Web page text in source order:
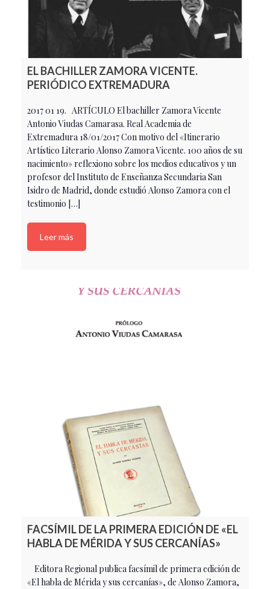
EL BACHILLER ZAMORA VICENTE.
PERIÓDICO EXTREMADURA
2017 01 19. ARTÍCULO El bachiller Zamora Vicente
Antonio Viudas Camarasa. Real Academia de
Extremadura 18/01/2017 Con motivo del «Itinerario
Artístico Literario Alonso Zamora Vicente. 100 años de su
nacimiento» reflexiono sobre los medios educativos y un
profesor del Instituto de Enseñanza Secundaria San
Isidro de Madrid, donde estudió Alonso Zamora con el
testimonio […]
Leer más
FACSÍMIL DE LA PRIMERA EDICIÓN DE «EL
HABLA DE MÉRIDA Y SUS CERCANÍAS»
Editora Regional publica facsímil de primera edición de
«El habla de Mérida y sus cercanías», de Alonso Zamora,